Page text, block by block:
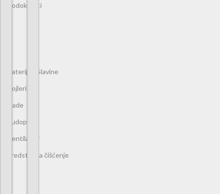
Vodokotlići
Baterije - Slavine
Bojleri
Kade
Sudopere
Ventilatori
Sredstva za čišćenje